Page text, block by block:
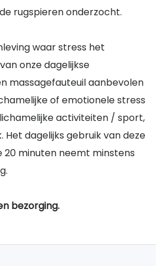
rugspieren onderzocht.
waar stress het
onze dagelijkse
massagefauteuil aanbevolen
of emotionele stress
activiteiten / sport,
Het dagelijks gebruik van deze
20 minuten neemt minstens
bezorging.